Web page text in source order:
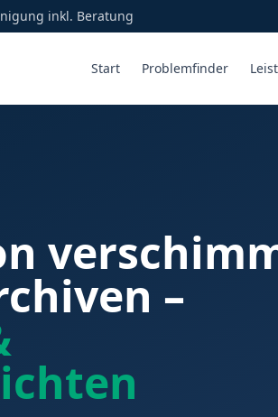
inkl. Beratung
Start Problemfinder
–